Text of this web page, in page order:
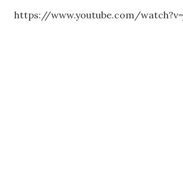
https://www.youtube.com/